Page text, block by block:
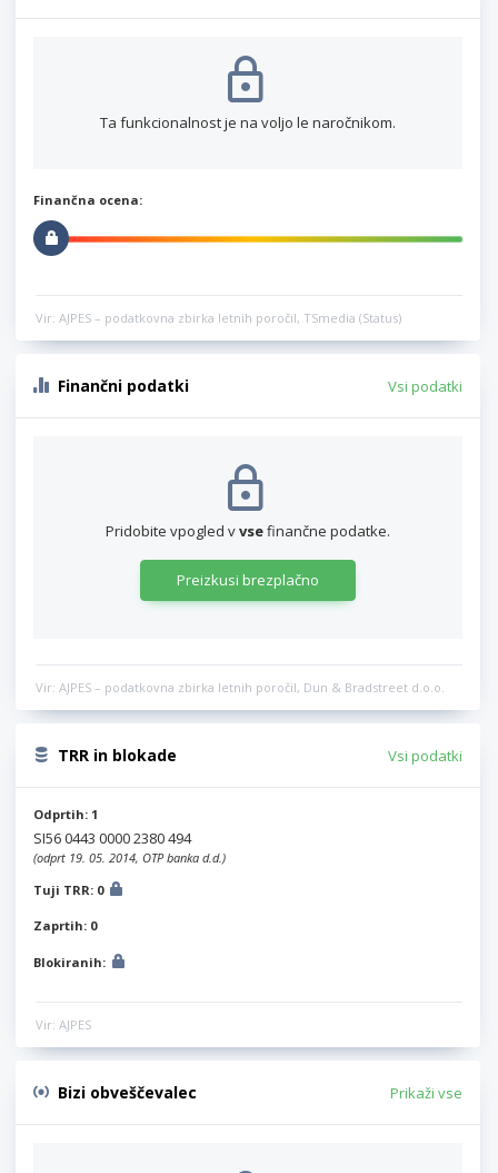
Ta funkcionalnost je na voljo le naročnikom.
Finančna ocena:
Vir: AJPES – podatkovna zbirka letnih poročil, TSmedia (Status)
Finančni podatki Vsi podatki
Pridobite vpogled vvsefinančne podatke.
Preizkusi brezplačno
Vir: AJPES – podatkovna zbirka letnih poročil, Dun & Bradstreet d.o.o.
TRR in blokade Vsi podatki
Odprtih: 1
SI56 0443 0000 2380 494
(odprt 19. 05. 2014, OTP banka d.d.)
Tuji TRR: 0
Zaprtih: 0
Blokiranih:
Vir: AJPES
Bizi obveščevalec Prikaži vse